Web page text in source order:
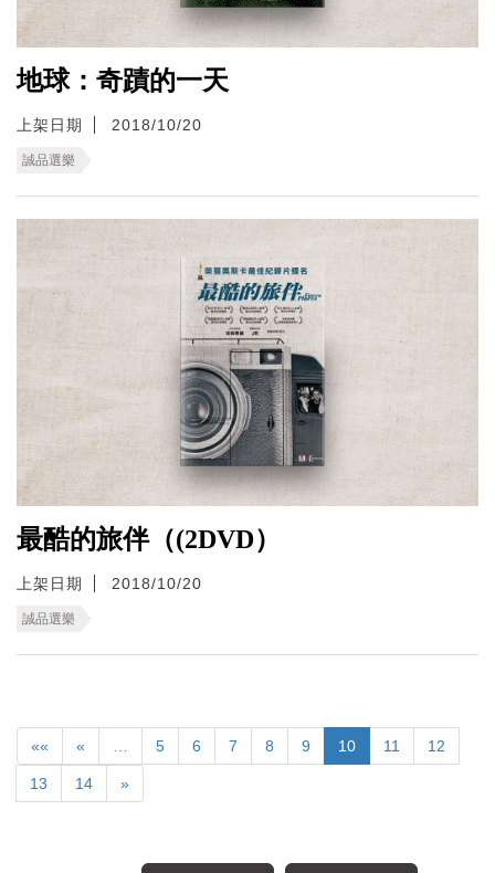
地球：奇蹟的一天
上架日期 2018/10/20
誠品選樂
最酷的旅伴（(2DVD）
上架日期 2018/10/20
誠品選樂
«« « 5 6 7 8 9 10 11 12
13 14 »